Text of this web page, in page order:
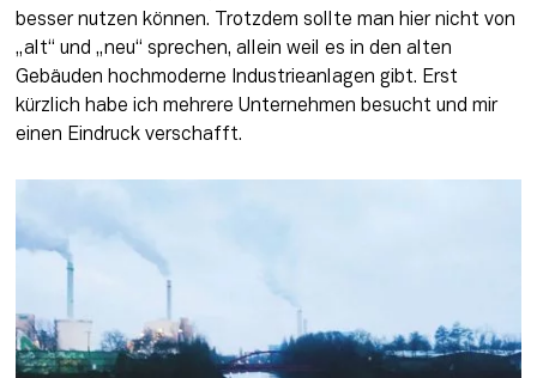
besser nutzen können. Trotzdem sollte man hier nicht von
„alt“ und „neu“ sprechen, allein weil es in den alten
Gebäuden hochmoderne Industrieanlagen gibt. Erst
kürzlich habe ich mehrere Unternehmen besucht und mir
einen Eindruck verschafft.